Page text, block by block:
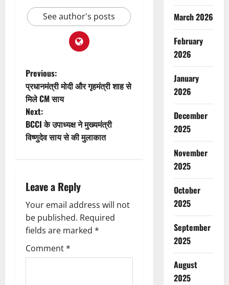
See author's posts
P
o
s
t
a
v
i
g
Previous:
प्रधानमंत्री मोदी और गृहमंत्री शाह से
मिले CM साय
Next:
BCCI के उपाध्यक्ष ने मुख्यमंत्री
विष्णुदेव साय से की मुलाकात
Leave a Reply
Your email address will not
be published. Required
fields are marked *
Comment*
March 2026
February
2026
January
2026
December
2025
November
2025
October
2025
September
2025
August
2025